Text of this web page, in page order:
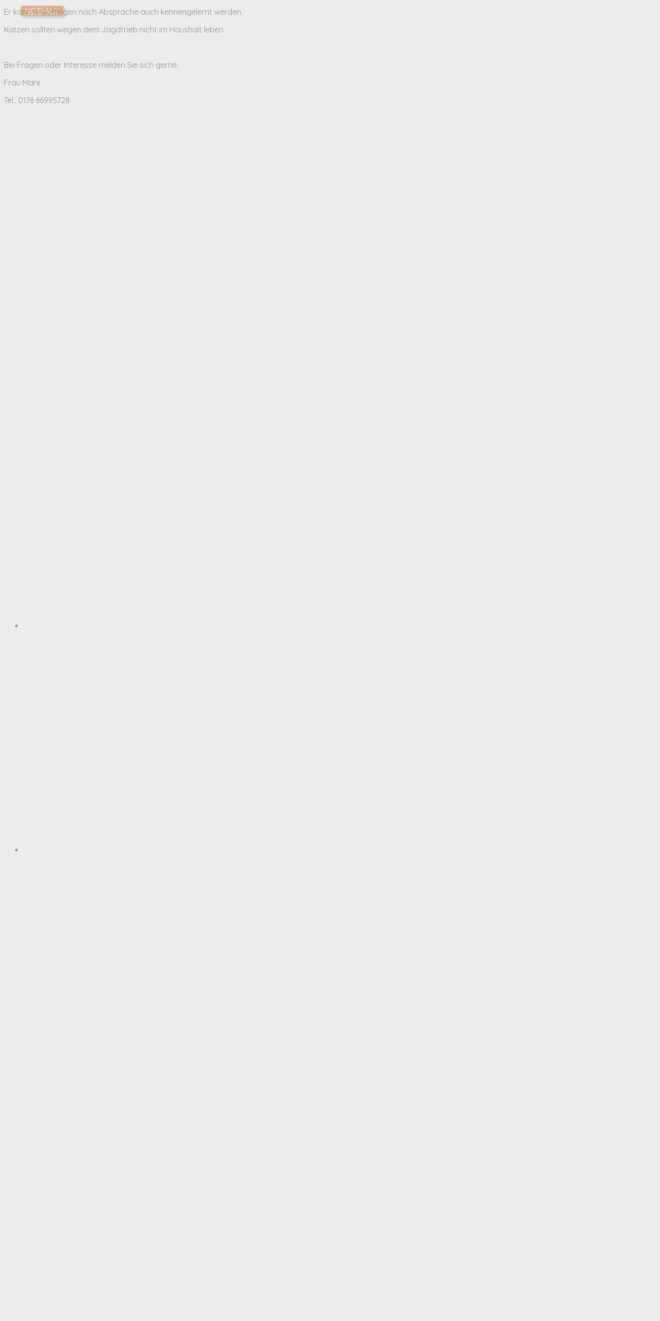
NOTFALL
Er kann in Göttingen nach Absprache auch kennengelernt werden.
Katzen sollten wegen dem Jagdtrieb nicht im Haushalt leben.
Bei Fragen oder Interesse melden Sie sich gerne:
Frau Marx
Tel.: 0176 66995728